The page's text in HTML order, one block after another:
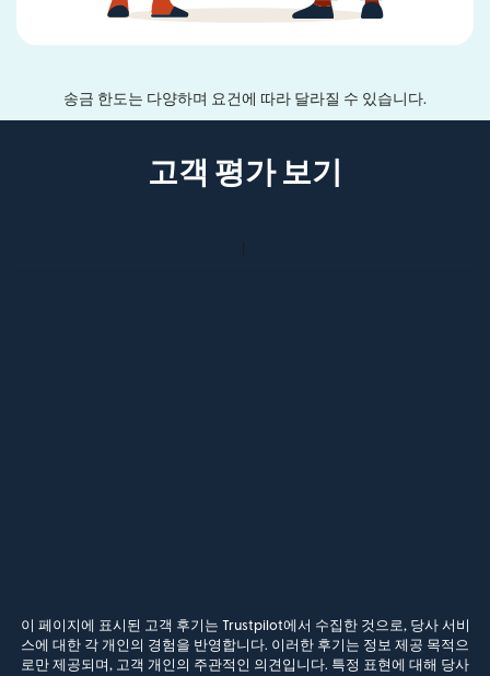
송금 한도는 다양하며 요건에 따라 달라질 수 있습니다.
고객 평가 보기
이 페이지에 표시된 고객 후기는 Trustpilot에서 수집한 것으로, 당사 서비
스에 대한 각 개인의 경험을 반영합니다. 이러한 후기는 정보 제공 목적으
로만 제공되며, 고객 개인의 주관적인 의견입니다. 특정 표현에 대해 당사